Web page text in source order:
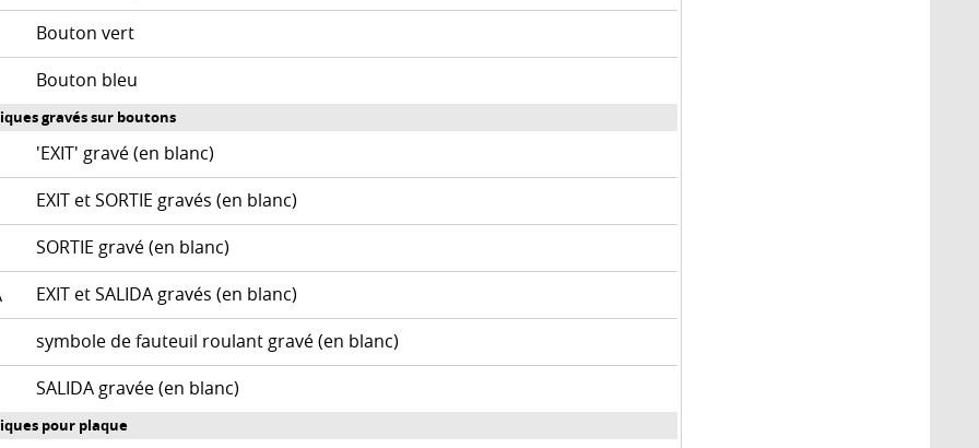
Bouton vert
Bouton bleu
gravés sur boutons
'EXIT' gravé (en blanc)
EXIT et SORTIE gravés (en blanc)
SORTIE gravé (en blanc)
EXIT et SALIDA gravés (en blanc)
symbole de fauteuil roulant gravé (en blanc)
SALIDA gravée (en blanc)
pour plaque